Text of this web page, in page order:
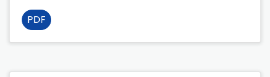
PDF